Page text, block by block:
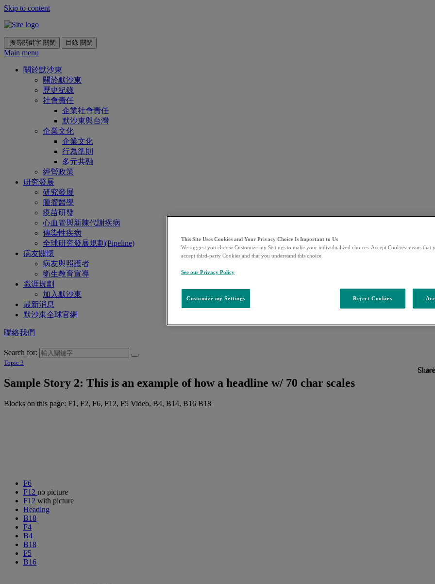
Skip to content
搜尋關鍵字 關閉 目錄 關閉
Main menu
關於默沙東
關於默沙東
歷史紀錄
社會責任
企業社會責任
默沙東與台灣
企業文化
企業文化
行為準則
多元共融
經營政策
研究發展
研究發展
腫瘤醫學
疫苗研發
心血管與新陳代謝疾病
傳染性疾病
全球研究發展規劃(Pipeline)
病友關懷
病友與照護者
衛生教育宣導
職涯規劃
加入默沙東
最新消息
默沙東全球官網
聯絡我們
Search for:
Topic 3
Sample Story 2: This is an example of how a headline w/ 70 char scales
Blocks on this page: F1, F2, F6, F12, F5 Video, B4, B14, B16 B18
F6
F12 no picture
F12 with picture
Heading
B18
F4
B4
B18
F5
B16
This Site Uses Cookies and Your Privacy Choice Is Important to Us
We suggest you choose Customize my Settings to make your individualized choices. Accept Cookies means that
accept third-party Cookies and that you understand this choice.
See our Privacy Policy
Customize my Settings Reject Cookies